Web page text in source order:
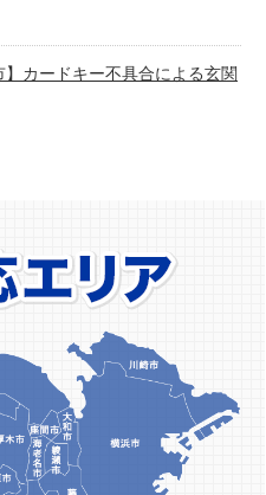
カードキー不具合による玄関